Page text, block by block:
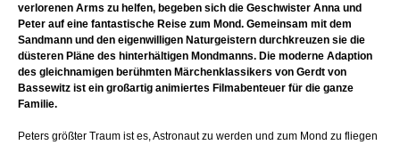
verlorenen Arms zu helfen, begeben sich die Geschwister Anna und
Peter auf eine fantastische Reise zum Mond. Gemeinsam mit dem
Sandmann und den eigenwilligen Naturgeistern durchkreuzen sie die
düsteren Pläne des hinterhältigen Mondmanns. Die moderne Adaption
des gleichnamigen berühmten Märchenklassikers von Gerdt von
Bassewitz ist ein großartig animiertes Filmabenteuer für die ganze
Familie.
Peters größter Traum ist es, Astronaut zu werden und zum Mond zu fliegen